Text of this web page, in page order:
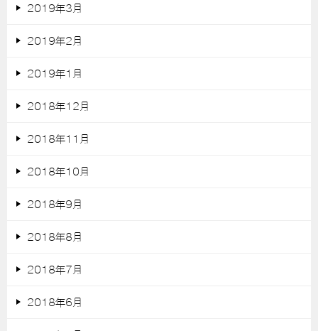
2019年3月
2019年2月
2019年1月
2018年12月
2018年11月
2018年10月
2018年9月
2018年8月
2018年7月
2018年6月